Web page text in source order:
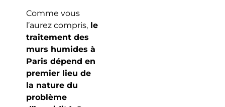
Comme vous
l’aurez compris,le
traitement des
murs humides à
Paris dépend en
premier lieu de
la nature du
problème